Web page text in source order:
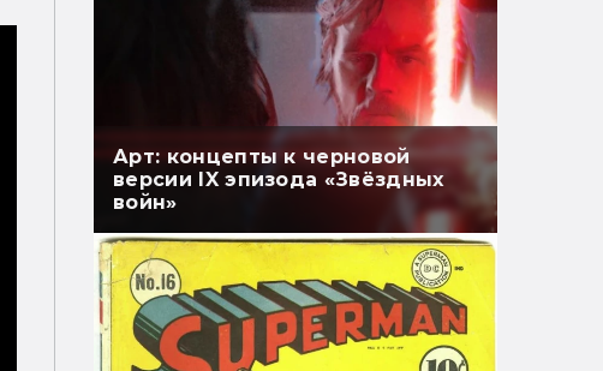
Арт: концепты к черновой
версии IX эпизода «Звёздных
войн»